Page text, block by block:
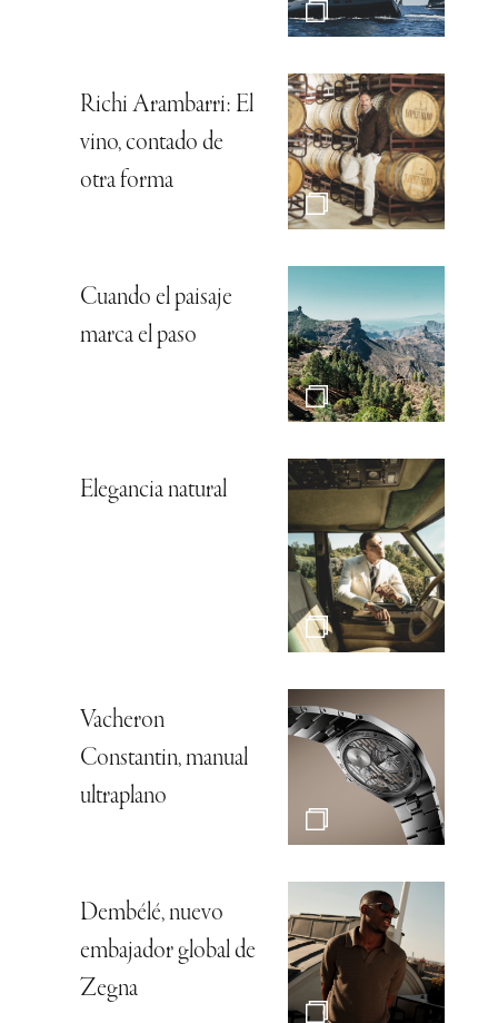
Richi Arambarri: El
vino, contado de
otra forma
Cuando el paisaje
marca el paso
Elegancia natural
Vacheron
Constantin, manual
ultraplano
Dembélé, nuevo
embajador global de
Zegna